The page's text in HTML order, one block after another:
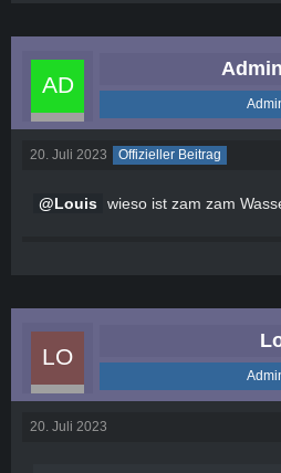
20. Juli 2023 Offizieller Beitrag
Louis wieso ist zam zam
20. Juli 2023